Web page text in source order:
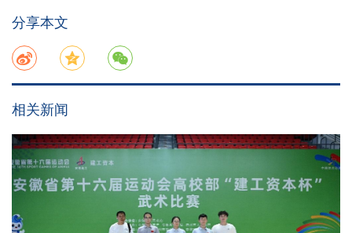
分享本文
相关新闻